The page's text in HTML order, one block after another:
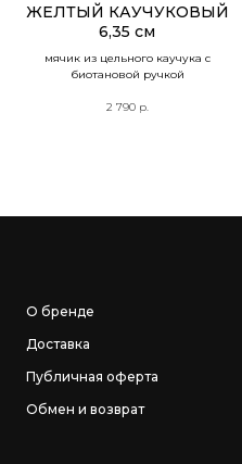
ЖЕЛТЫЙ КАУЧУКОВЫЙ
6,35 см
мячик из цельного каучука с
биотановой ручкой
2 790 р.
О бренде
Доставка
Публичная оферта
Обмен и возврат